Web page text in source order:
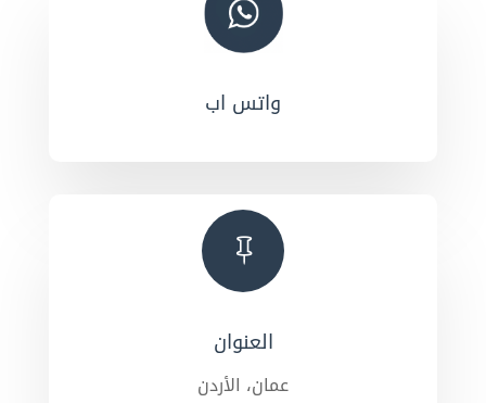
واتس اب

العنوان
عمان، الأردن